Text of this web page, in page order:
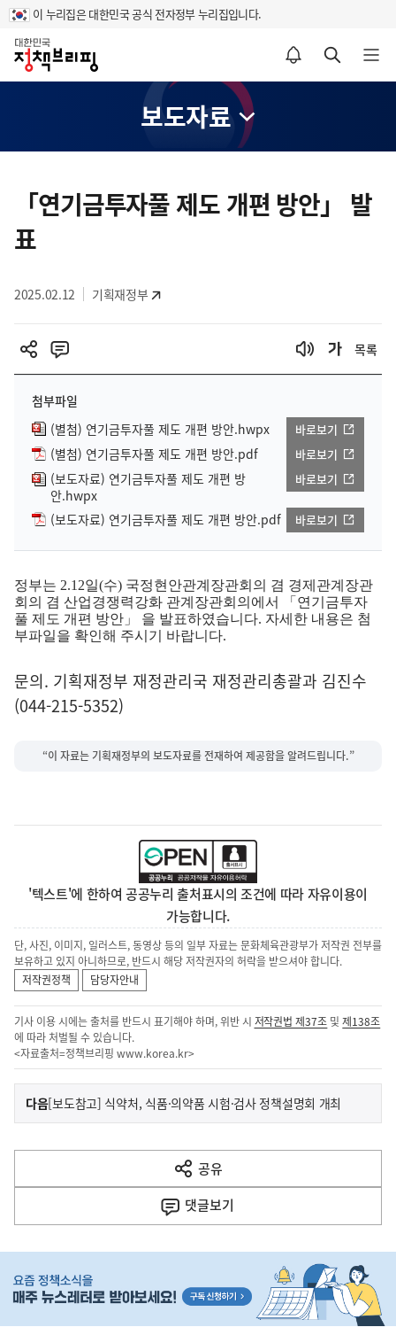
이 누리집은 대한민국 공식 전자정부 누리집입니다.
홈
알림설정 바로가기 검색 바로가기 메뉴 열기
보도자료
영
「연기금투자풀 제도 개편 방안」 발
표
2025.02.12 기획재정부
목록
첨부파일
(별첨) 연기금투자풀 제도 개편 방안.hwpx
바로보기
(별첨) 연기금투자풀 제도 개편 방안.pdf 바로보기
(보도자료) 연기금투자풀 제도 개편 방
안.hwpx
바로보기
(보도자료) 연기금투자풀 제도 개편 방안.pdf 바로보기
정부는 2.12일(수) 국정현안관계장관회의 겸 경제관계장관
회의 겸 산업경쟁력강화 관계장관회의에서 「연기금투자
풀 제도 개편 방안」 을 발표하였습니다. 자세한 내용은 첨
부파일을 확인해 주시기 바랍니다.
문의. 기획재정부 재정관리국 재정관리총괄과 김진수
(044-215-5352)
“이 자료는 기획재정부의 보도자료를 전재하여 제공함을 알려드립니다.”
'텍스트'에 한하여 공공누리 출처표시의 조건에 따라 자유이용이
가능합니다.
단, 사진, 이미지, 일러스트, 동영상 등의 일부 자료는 문화체육관광부가 저작권 전부를
보유하고 있지 아니하므로, 반드시 해당 저작권자의 허락을 받으셔야 합니다.
저작권정책
담당자안내
기사 이용 시에는 출처를 반드시 표기해야 하며, 위반 시 저작권법 제37조 및제138조
에 따라 처벌될 수 있습니다.
<자료출처=정책브리핑 www.korea.kr>
이
전
다
음
다음기
사
[보도참고] 식약처, 식품·의약품 시험·검사 정책설명회 개최
공유
열
기
댓글보기
단
배